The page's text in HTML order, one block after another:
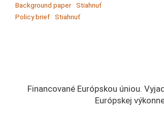
Background paper
Stiahnuť
Policy brief
Stiahnuť
Financované Európskou úniou.
Európskej